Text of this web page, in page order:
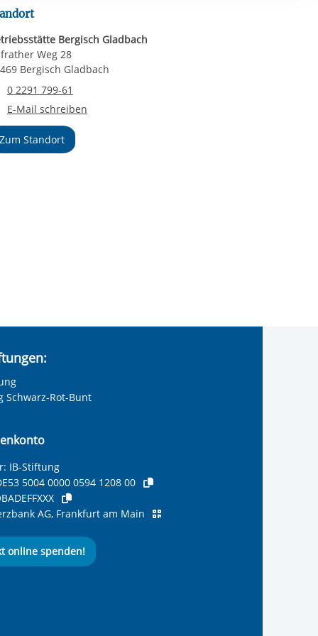
setzen wir
Bergisch Gladbach
Weg 28
Bergisch Gladbach
Telefonnummer
0 2291 799-61
E-Mail an Betriebsstätte Bergisch Gladbach
E-Mail schreiben
Zum Standort
Schwarz-Rot-Bunt
IB-Stiftung
5004 0000 0594 1208 00
AG, Frankfurt am Main
online spenden!
BundBund
Bund
Internationalen
Internationalen
Internationalen
des